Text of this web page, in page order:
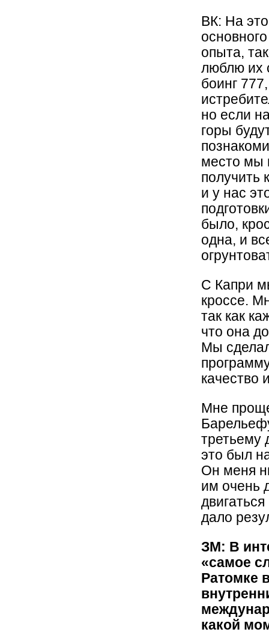
ВК: На
опыта,
люблю их
боинг
но если
горы
место мы
получить
и у нас
было,
одна, и
С Капри
кроссе.
так как
что она
Мы
качество
Мне
третьему
это был
Он меня
им очень
дало
ЗМ: В
«самое
Ратомке
какой